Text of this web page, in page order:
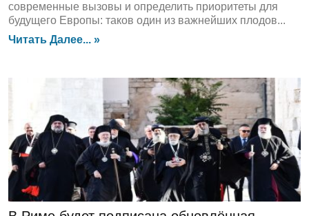
современные вызовы и определить приоритеты для
будущего Европы: таков один из важнейших плодов...
Читать Далее... »